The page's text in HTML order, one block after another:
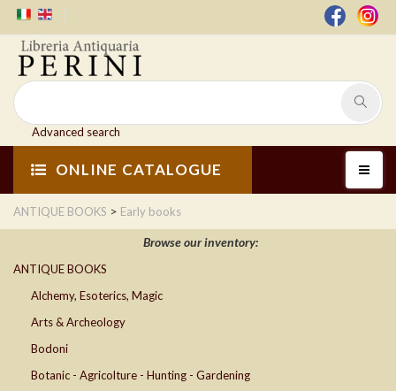
Advanced search
ONLINE CATALOGUE
ANTIQUE BOOKS > Early books
Browse our inventory:
ANTIQUE BOOKS
Alchemy, Esoterics, Magic
Arts & Archeology
Bodoni
Botanic - Agricolture - Hunting - Gardening